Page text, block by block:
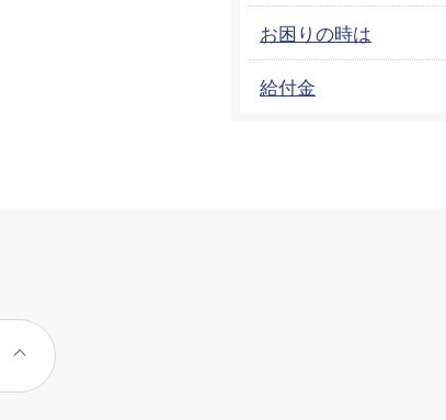
お困りの時は
給付金